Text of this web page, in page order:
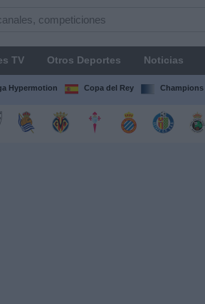
TV Otros Deportes Noticias
Hypermotion Copa del Rey Champions